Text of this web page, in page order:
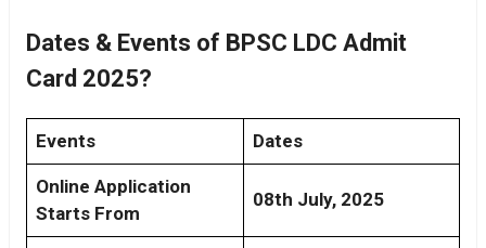
Dates & Events of BPSC LDC Admit
Card 2025?
Events Dates
Online Application
Starts From
08th July, 2025